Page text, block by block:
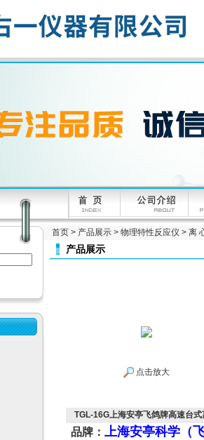
首页 > 产品展示 > 物理特性反应仪 > 离
产品展示
点击放大
TGL-16G上海安亭飞鸽牌高速台
品牌： 上海安亭科学（